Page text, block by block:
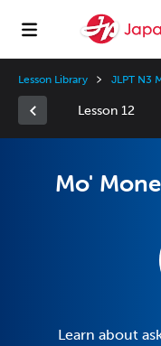
Lesson Library JLPT N3
Lesson 12
Mo'
Learn about